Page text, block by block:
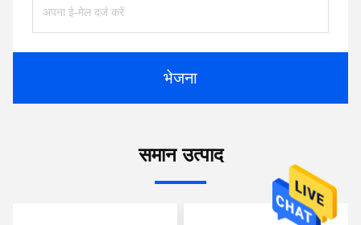
टेलीफोन: 86-512-52844889